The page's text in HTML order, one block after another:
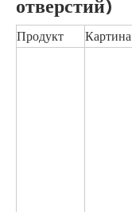
отверстий)
Продукт Картина